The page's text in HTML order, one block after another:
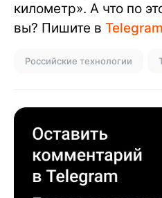
километр». А что по
вы? Пишите в
Российские технологии